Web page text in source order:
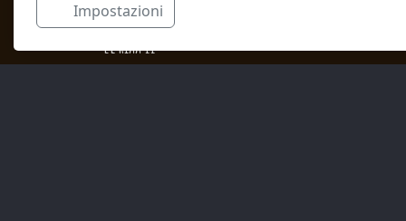
Marco Maranta & Laura Moretti
El Rïaa 11
Impostazioni